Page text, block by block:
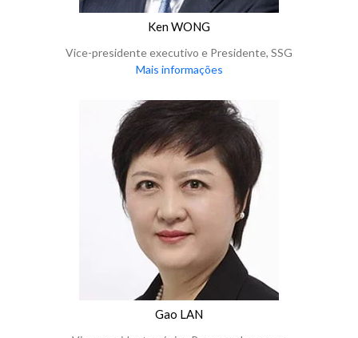
Ken WONG
Vice-presidente executivo e Presidente, SSG
Mais informações
Gao LAN